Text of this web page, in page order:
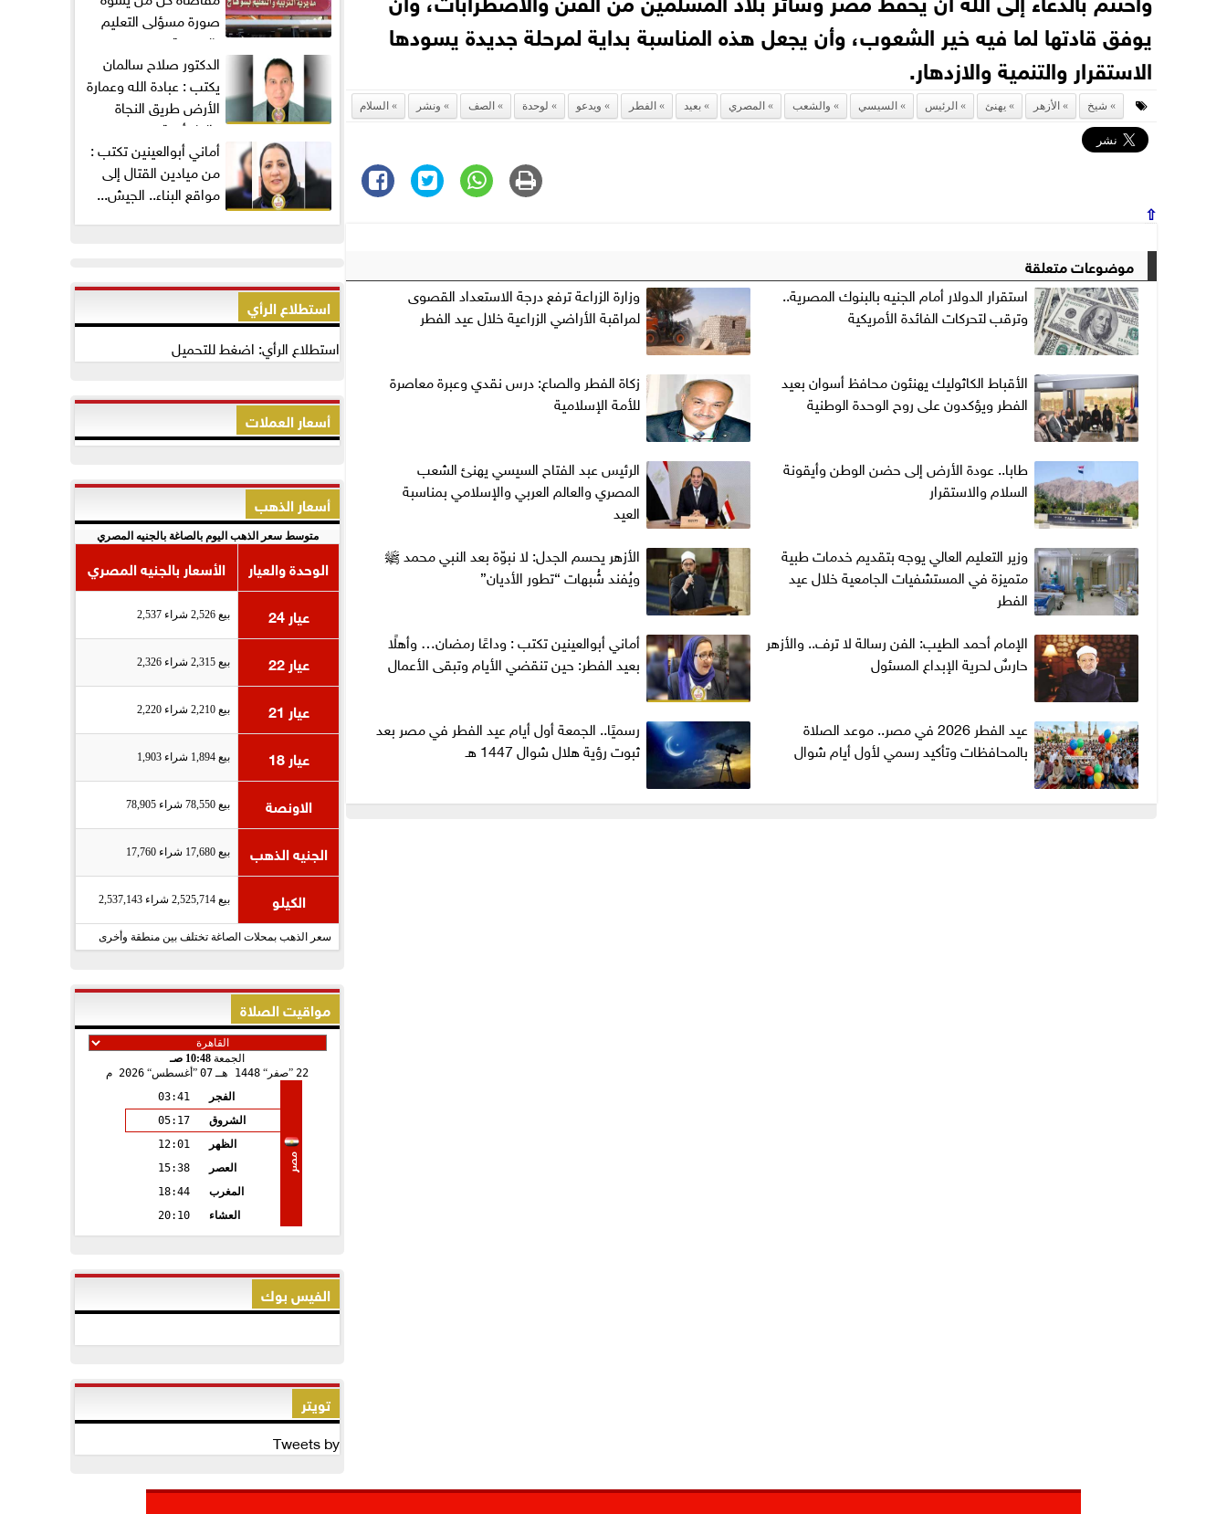
يوفق قادتها لما فيه خير الشعوب، وأن يجعل هذه المناسبة بداية لمرحلة جديدة يسودها
الاستقرار والتنمية والازدهار.
شيخ الأزهر يهنئ الرئيس السيسي والشعب المصري بعيد الفطر ويدعو لوحدة الصف ونشر السلام
⇧
موضوعات متعلقة
استقرار الدولار أمام الجنيه بالبنوك المصرية..
وترقب لتحركات الفائدة الأمريكية
وزارة الزراعة ترفع درجة الاستعداد القصوى
لمراقبة الأراضي الزراعية خلال عيد الفطر
الأقباط الكاثوليك يهنئون محافظ أسوان بعيد
الفطر ويؤكدون على روح الوحدة الوطنية
زكاة الفطر والصاع: درس نقدي وعبرة معاصرة
للأمة الإسلامية
طابا.. عودة الأرض إلى حضن الوطن وأيقونة
السلام والاستقرار
الرئيس عبد الفتاح السيسي يهنئ الشعب
المصري والعالم العربي والإسلامي بمناسبة
العيد
وزير التعليم العالي يوجه بتقديم خدمات طبية
متميزة في المستشفيات الجامعية خلال عيد
الفطر
الأزهر يحسم الجدل: لا نبوّة بعد النبي محمد ﷺ
ويُفند شُبهات “تطور الأديان”
الإمام أحمد الطيب: الفن رسالة لا ترف.. والأزهر
حارسٌ لحرية الإبداع المسئول
أماني‭ ‬أبوالعينين‭ ‬تكتب‭ : ‬وداعًا رمضان… وأهلًا
بعيد الفطر: حين تنقضي الأيام وتبقى الأعمال
عيد الفطر 2026 في مصر.. موعد الصلاة
بالمحافظات وتأكيد رسمي لأول أيام شوال
رسميًا.. الجمعة أول أيام عيد الفطر في مصر بعد
ثبوت رؤية هلال شوال 1447 هـ
صورة مسؤلى التعليم
بالمديرية...
الدكتور صلاح سالمان
يكتب : عبادة الله وعمارة
الأرض طريق النجاة
والطمأنينة
من ميادين القتال إلى
مواقع البناء.. الجيش...
استطلاع الرأي
استطلاع الرأي: اضغط للتحميل
أسعار العملات
أسعار الذهب
متوسط سعر الذهب اليوم بالصاغة بالجنيه المصري
الوحدة والعيار
الأسعار بالجنيه المصري
عيار 24
بيع 2,526 شراء 2,537
عيار 22 بيع 2,315 شراء 2,326
عيار 21 بيع 2,210 شراء 2,220
عيار 18 بيع 1,894 شراء 1,903
الاونصة بيع 78,550 شراء 78,905
الجنيه الذهب بيع 17,680 شراء 17,760
الكيلو بيع 2,525,714 شراء 2,537,143
سعر الذهب بمحلات الصاغة تختلف بين منطقة وأخرى
مواقيت الصلاة
الجمعة 10:48 صـ
22 صفر 1448 هـ 07 أغسطس 2026 م
مصر
الفجر
03:41
الشروق
05:17
الظهر
12:01
العصر
15:38
المغرب
18:44
العشاء
20:10
الفيس بوك
تويتر
Tweets by